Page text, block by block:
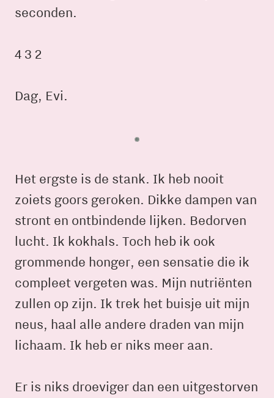
seconden.
4 3 2
Dag, Evi.
Het ergste is de stank. Ik heb nooit
zoiets goors geroken. Dikke dampen van
stront en ontbindende lijken. Bedorven
lucht. Ik kokhals. Toch heb ik ook
grommende honger, een sensatie die ik
compleet vergeten was. Mijn nutriënten
zullen op zijn. Ik trek het buisje uit mijn
neus, haal alle andere draden van mijn
lichaam. Ik heb er niks meer aan.
Er is niks droeviger dan een uitgestorven